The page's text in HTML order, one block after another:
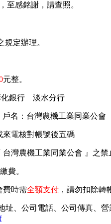
至感銘謝，請查照。
定辦理。
元整。
銀行 淡水分行
名：台灣農機工業同業公會
電核對帳號後五碼
灣農機工業同業公會 』之禁
費。
費時需全額支付 ，請勿扣除轉
址、公司電話、公司傳真、